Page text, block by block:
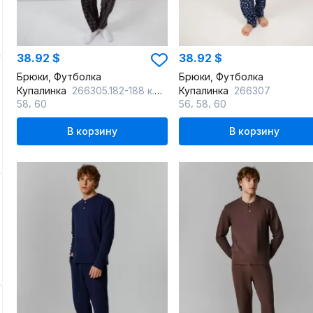
38.92 $
Брюки, Футболка
Купалинка 266305.182-188 к.олива,клетка
58 60
В корзину
38.92 $
Брюки, Футболка
Купалинка 266307
56 58 60
В корзину